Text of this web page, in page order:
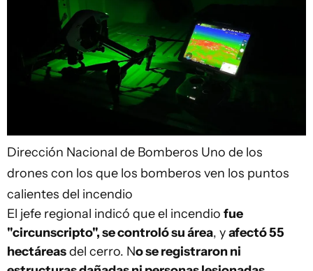
Dirección Nacional de Bomberos Uno de los
drones con los que los bomberos ven los puntos
calientes del incendio
El jefe regional indicó que el incendio fue
"circunscripto", se controló su área, yafectó 55
hectáreasdel cerro. No se registraron ni